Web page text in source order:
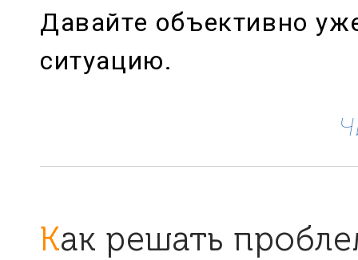
Давайте объективно
ситуацию.
Как решать проблемы в мясном